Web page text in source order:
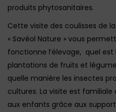
produits phytosanitaires.
Cette visite des coulisses de
« Savéol Nature » vous
fonctionne l’élevage, quel est
plantations de fruits et
quelle manière les insectes
cultures. La visite est
aux enfants grâce aux